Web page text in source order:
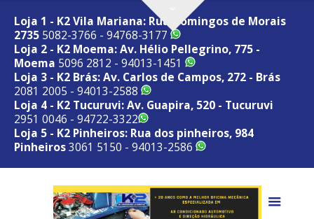
Loja 1 - K2 Vila Mariana: Rua Domingos de Morais
2735 5082-3766 - 94768-3177
Loja 2 - K2 Moema: Av. Hélio Pellegrino, 775 -
Moema 5096 2812 - 94013-1451
Loja 3 - K2 Brás: Av. Carlos de Campos, 272 - Brás
2081 2005 - 94013-2588
Loja 4 - K2 Tucuruvi: Av. Guapira, 520 - Tucuruvi
2951 0046 - 94722-3322
Loja 5 - K2 Pinheiros: Rua dos pinheiros, 984
Pinheiros3061 5150 - 94013-2586